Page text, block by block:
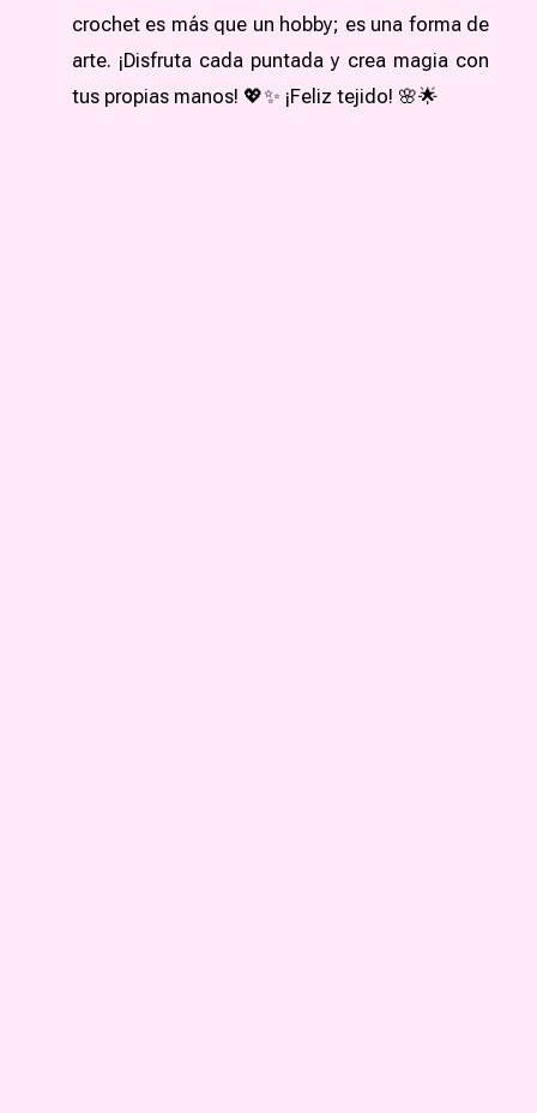
crochet es más que un hobby; es una forma de
arte. ¡Disfruta cada puntada y crea magia con
tus propias manos! 💖✨ ¡Feliz tejido! 🌸🌟